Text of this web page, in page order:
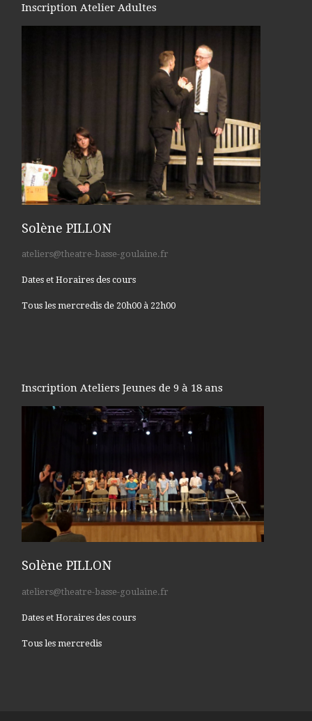
Inscription Atelier Adultes
Solène PILLON
ateliers@theatre-basse-goulaine.fr
Dates et Horaires des cours
Tous les mercredis de 20h00 à 22h00
Inscription Ateliers Jeunes de 9 à 18 ans
Solène PILLON
ateliers@theatre-basse-goulaine.fr
Dates et Horaires des cours
Tous les mercredis